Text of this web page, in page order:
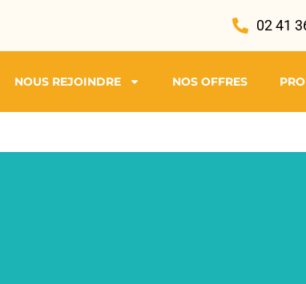
02 41
NOUS REJOINDRE NOS OFFRES